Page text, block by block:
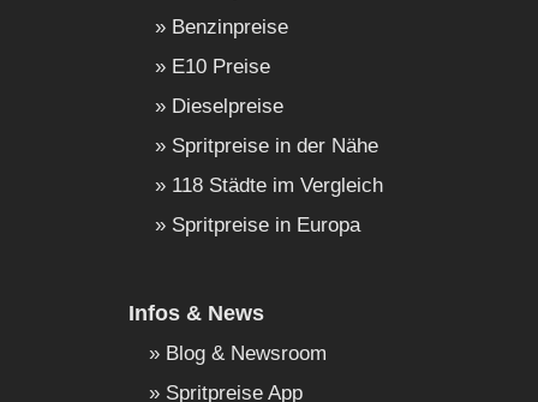
Benzinpreise
E10 Preise
Dieselpreise
Spritpreise in der Nähe
118 Städte im Vergleich
Spritpreise in Europa
Infos & News
Blog & Newsroom
Spritpreise App